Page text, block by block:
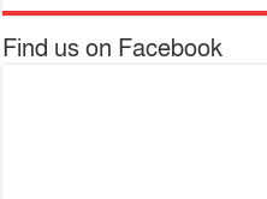
Find us on Facebook